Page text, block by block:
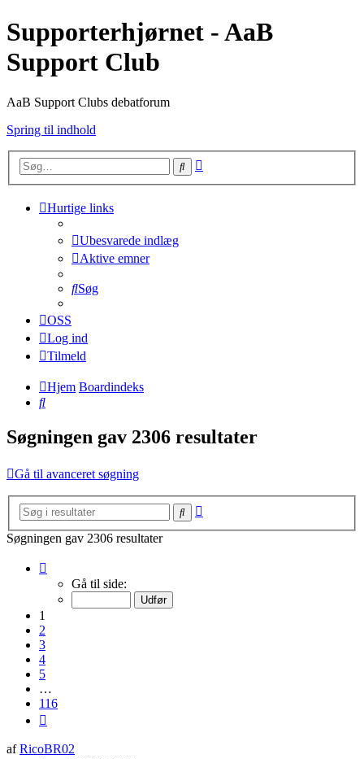
Supporterhjørnet - AaB
Support Club
AaB Support Clubs debatforum
Spring til indhold
Søg
Hurtige links
Ubesvarede indlæg
Aktive emner
Søg
OSS
Log ind
Tilmeld
Hjem Boardindeks
Søg
Søgningen gav 2306 resultater
Gå til avanceret søgning
Søg
Søgningen gav 2306 resultater
Gå til side:
1
2
3
4
5
…
116
afRicoBR02